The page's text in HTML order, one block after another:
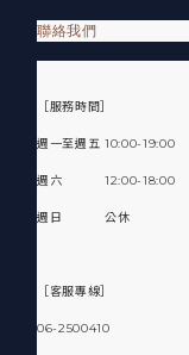
聯絡我們
［服務時間］
週一至週五 10:00-19:00
週六 12:00-18:00
週日 公休
［客服專線］
06-2500410